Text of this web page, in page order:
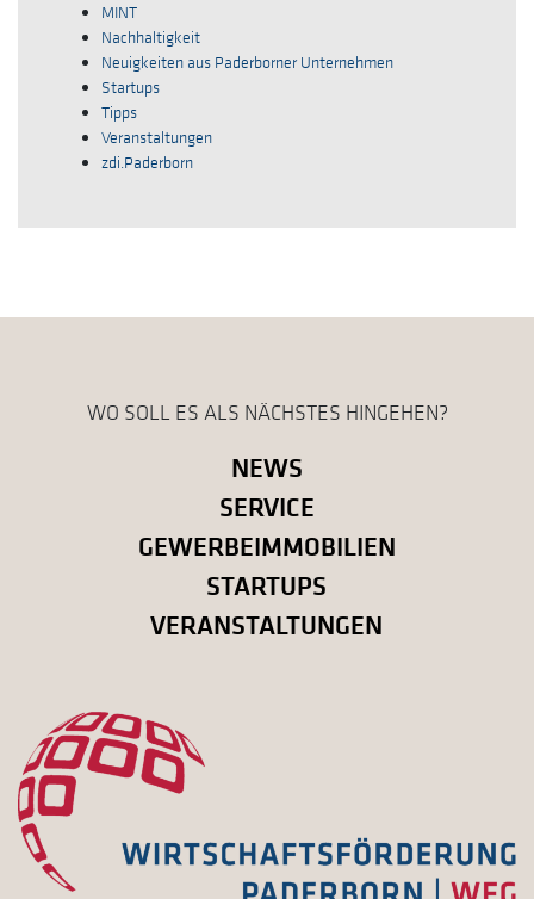
MINT
Nachhaltigkeit
Neuigkeiten aus Paderborner Unternehmen
Startups
Tipps
Veranstaltungen
zdi.Paderborn
WO SOLL ES ALS NÄCHSTES HINGEHEN?
NEWS
SERVICE
GEWERBEIMMOBILIEN
STARTUPS
VERANSTALTUNGEN